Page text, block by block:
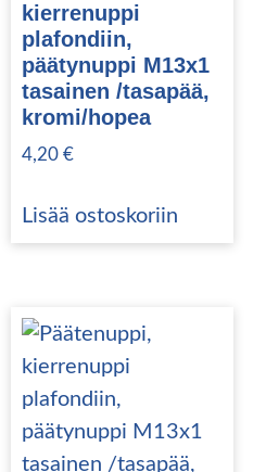
kierrenuppi
plafondiin,
päätynuppi M13x1
tasainen /tasapää,
kromi/hopea
4,20 €
Lisää ostoskoriin